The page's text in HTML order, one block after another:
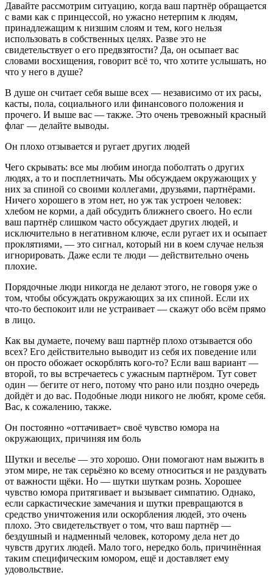
Давайте рассмотрим ситуацию, когда ваш партнёр обращается
с вами как с принцессой, но ужасно нетерпим к людям,
принадлежащим к низшим слоям и тем, кого нельзя
использовать в собственных целях. Разве это не
свидетельствует о его предвзятости? Да, он осыпает вас
словами восхищения, говорит всё то, что хотите услышать, но
что у него в душе?
В душе он считает себя выше всех — независимо от их расы,
касты, пола, социального или финансового положения и
прочего. И выше вас — также. Это очень тревожный красный
флаг — делайте выводы.
Он плохо отзывается и ругает других людей
Чего скрывать: все мы любим иногда поболтать о других
людях, а то и посплетничать. Мы обсуждаем окружающих у
них за спиной со своими коллегами, друзьями, партнёрами.
Ничего хорошего в этом нет, но уж так устроен человек:
хлебом не корми, а дай обсудить ближнего своего. Но если
ваш партнёр слишком часто обсуждает других людей, и
исключительно в негативном ключе, если ругает их и осыпает
проклятиями, — это сигнал, который ни в коем случае нельзя
игнорировать. Даже если те люди — действительно очень
плохие.
Порядочные люди никогда не делают этого, не говоря уже о
том, чтобы обсуждать окружающих за их спиной. Если их
что-то беспокоит или не устраивает — скажут обо всём прямо
в лицо.
Как вы думаете, почему ваш партнёр плохо отзывается обо
всех? Его действительно выводит из себя их поведение или
он просто обожает оскорблять кого-то? Если ваш вариант —
второй, то вы встречаетесь с ужасным партнёром. Тут совет
один — бегите от него, потому что рано или поздно очередь
дойдёт и до вас. Подобные люди никого не любят, кроме себя.
Вас, к сожалению, также.
Он постоянно «оттачивает» своё чувство юмора на
окружающих, причиняя им боль
Шутки и веселье — это хорошо. Они помогают нам выжить в
этом мире, не так серьёзно ко всему относиться и не раздувать
от важности щёки. Но — шутки шуткам рознь. Хорошее
чувство юмора притягивает и вызывает симпатию. Однако,
если саркастические замечания и шутки превращаются в
средство уничтожения или оскорбления людей, это очень
плохо. Это свидетельствует о том, что ваш партнёр —
бездушный и надменный человек, которому дела нет до
чувств других людей. Мало того, нередко боль, причинённая
таким специфическим юмором, ещё и доставляет ему
удовольствие.